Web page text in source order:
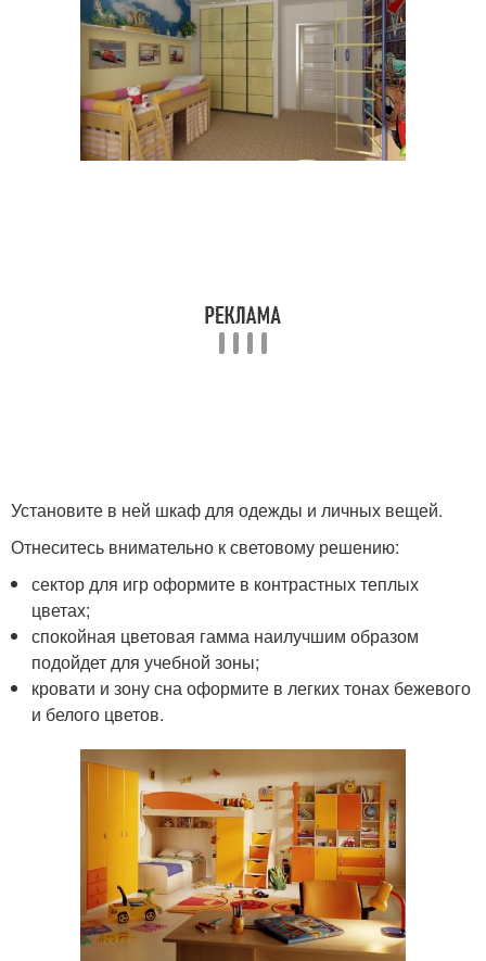
Установите в ней шкаф для одежды и личных вещей.
Отнеситесь внимательно к световому решению:
сектор для игр оформите в контрастных теплых
цветах;
спокойная цветовая гамма наилучшим образом
подойдет для учебной зоны;
кровати и зону сна оформите в легких тонах бежевого
и белого цветов.